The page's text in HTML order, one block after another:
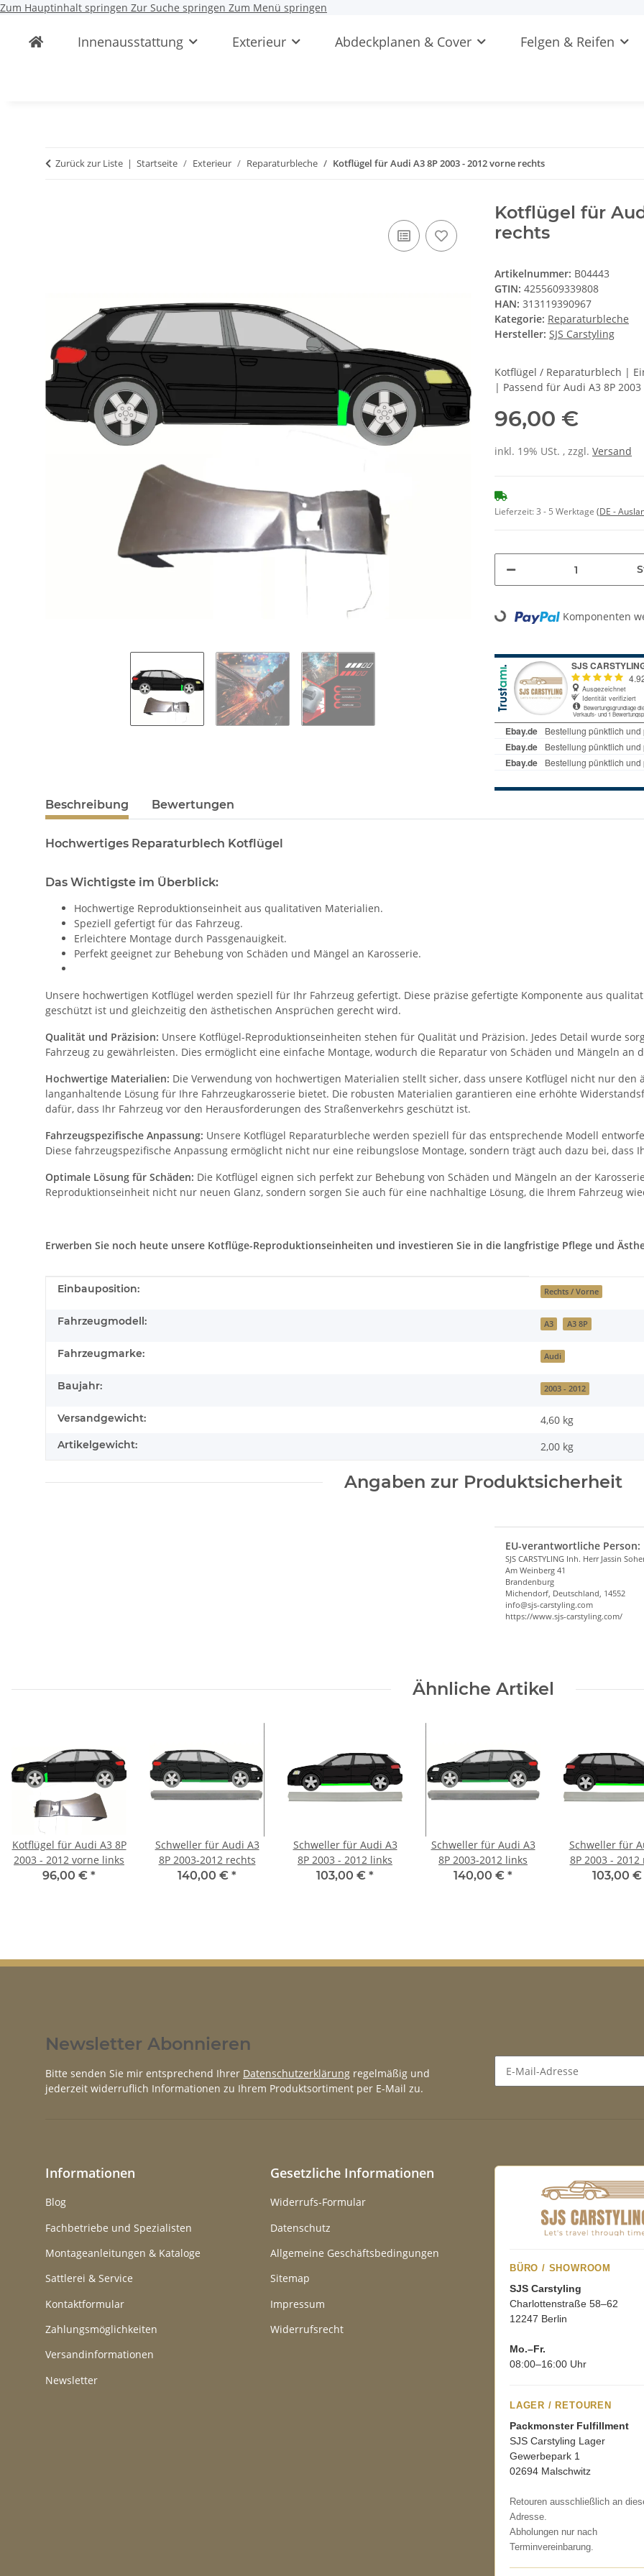
Zum Hauptinhalt springen Zur Suche springen Zum Menü springen
Innenausstattung Exterieur Abdeckplanen & Cover Felgen & Reifen
Zurück zur Liste Startseite Exterieur Reparaturbleche Kotflügel für Audi A3 8P 2003 - 2012 vorne rechts
Kotflügel für
rechts
Artikelnummer: B04443
GTIN: 4255609339808
HAN: 313119390967
Kategorie: Reparaturbleche
Hersteller: SJS Carstyling
Kotflügel / Reparaturblech |
| Passend für Audi A3 8P 2003
96,00 €
inkl. 19% USt. , zzgl. Versand
Lieferzeit:3 - 5 Werktage (DE -
Loading... Komponenten
Beschreibung Bewertungen
Hochwertiges Reparaturblech Kotflügel
Das Wichtigste im Überblick:
Hochwertige Reproduktionseinheit aus qualitativen Materialien.
Speziell gefertigt für das Fahrzeug.
Erleichtere Montage durch Passgenauigkeit.
Perfekt geeignet zur Behebung von Schäden und Mängel an Karosserie.
Unsere hochwertigen Kotflügel werden speziell für Ihr Fahrzeug gefertigt. Diese präzise gefertigte Komponente aus
geschützt ist und gleichzeitig den ästhetischen Ansprüchen gerecht wird.
Qualität und Präzision: Unsere Kotflügel-Reproduktionseinheiten stehen für Qualität und Präzision. Jedes Detail wurde
Fahrzeug zu gewährleisten. Dies ermöglicht eine einfache Montage, wodurch die Reparatur von Schäden und Mängeln an
Hochwertige Materialien: Die Verwendung von hochwertigen Materialien stellt sicher, dass unsere Kotflügel nicht nur
langanhaltende Lösung für Ihre Fahrzeugkarosserie bietet. Die robusten Materialien garantieren eine erhöhte
dafür, dass Ihr Fahrzeug vor den Herausforderungen des Straßenverkehrs geschützt ist.
Fahrzeugspezifische Anpassung: Unsere Kotflügel Reparaturbleche werden speziell für das entsprechende Modell
Diese fahrzeugspezifische Anpassung ermöglicht nicht nur eine reibungslose Montage, sondern trägt auch dazu bei,
Optimale Lösung für Schäden: Die Kotflügel eignen sich perfekt zur Behebung von Schäden und Mängeln an der
Reproduktionseinheit nicht nur neuen Glanz, sondern sorgen Sie auch für eine nachhaltige Lösung, die Ihrem Fahrzeug
Erwerben Sie noch heute unsere Kotflüge-Reproduktionseinheiten und investieren Sie in die langfristige Pflege und
Produkteigenschaft
Wert
Einbauposition: Rechts / Vorne
Fahrzeugmodell: A3 A3 8P
Fahrzeugmarke: Audi
Baujahr: 2003 - 2012
Versandgewicht: 4,60 kg
Artikelgewicht: 2,00 kg
Angaben zur Produktsicherheit
EU-verantwortliche Person:
SJS CARSTYLING Inh. Herr Jassin
Am Weinberg 41
Brandenburg
Michendorf, Deutschland, 14552
info@sjs-carstyling.com
https://www.sjs-carstyling.com/
Ähnliche Artikel
Kotflügel für Audi A3 8P
2003 - 2012 vorne links
96,00 € *
Schweller für Audi A3
8P 2003-2012 rechts
140,00 € *
Schweller für Audi A3
8P 2003 - 2012 links
103,00 € *
Schweller für Audi A3
8P 2003-2012 links
140,00 € *
Schweller für
8P 2003 - 2012
103,00 €
Newsletter Abonnieren
Bitte senden Sie mir entsprechend Ihrer Datenschutzerklärung regelmäßig und
jederzeit widerruflich Informationen zu Ihrem Produktsortiment per E-Mail zu.
Informationen
Blog
Fachbetriebe und Spezialisten
Montageanleitungen & Kataloge
Sattlerei & Service
Kontaktformular
Zahlungsmöglichkeiten
Versandinformationen
Newsletter
Gesetzliche Informationen
Widerrufs-Formular
Datenschutz
Allgemeine Geschäftsbedingungen
Sitemap
Impressum
Widerrufsrecht
BÜRO / SHOWROOM
SJS Carstyling
Charlottenstraße 58–62
12247 Berlin
Mo.–Fr.
08:00–16:00 Uhr
LAGER / RETOUREN
Packmonster Fulfillment
SJS Carstyling Lager
Gewerbepark 1
02694 Malschwitz
Retouren ausschließlich an
Adresse.
Abholungen nur nach
Terminvereinbarung.